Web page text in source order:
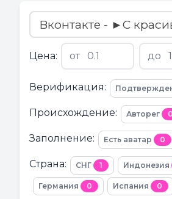
Вконтакте - ►С
Цена: от до
Верификация:
Происхождение: Авторег 0
Заполнение: Есть аватар 0
Страна: СНГ 1 Индонезия
Германия 0 Испания 0